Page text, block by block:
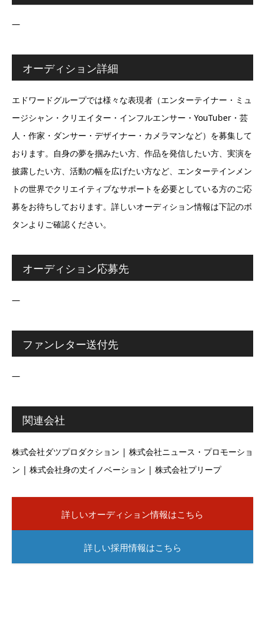
―
オーディション詳細
エドワードグループでは様々な表現者（エンターテイナー・ミュ
ージシャン・クリエイター・インフルエンサー・YouTuber・芸
人・作家・ダンサー・デザイナー・カメラマンなど）を募集して
おります。自身の夢を掴みたい方、作品を発信したい方、実演を
披露したい方、活動の幅を広げたい方など、エンターテインメン
トの世界でクリエイティブなサポートを必要としている方のご応
募をお待ちしております。詳しいオーディション情報は下記のボ
タンよりご確認ください。
オーディション応募先
―
ファンレター送付先
―
関連会社
株式会社ダツプロダクション | 株式会社ニュース・プロモーショ
ン | 株式会社身の丈イノベーション | 株式会社プリープ
詳しいオーディション情報はこちら
詳しい採用情報はこちら